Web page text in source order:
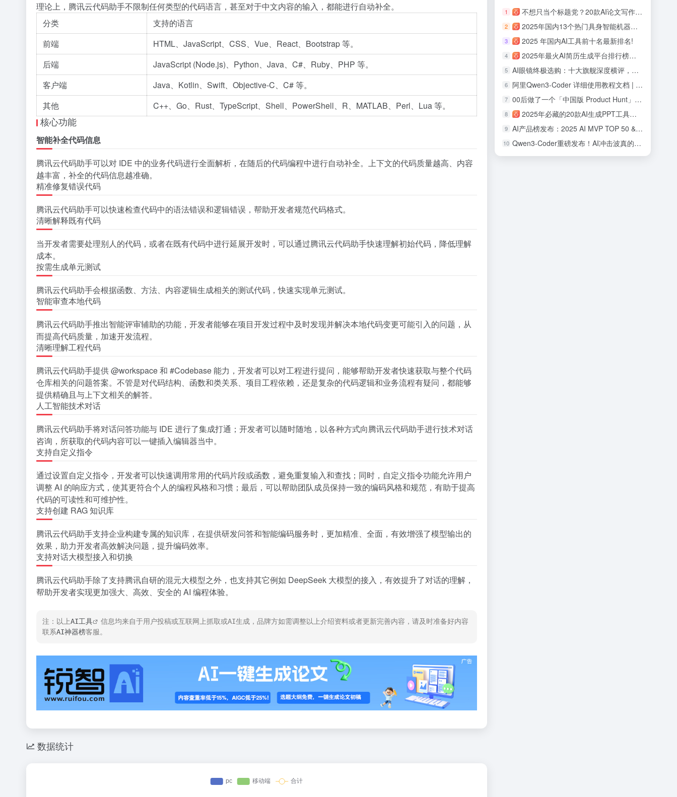
理论上，腾讯云代码助手不限制任何类型的代码语言，甚至对于中文内容的输入，都能进行自动补全。
分类
支持的语言
前端
HTML、JavaScript、CSS、Vue、React、Bootstrap 等。
后端
JavaScript (Node.js)、Python、Java、C#、Ruby、PHP 等。
客户端
Java、Kotlin、Swift、Objective-C、C# 等。
其他
C++、Go、Rust、TypeScript、Shell、PowerShell、R、MATLAB、Perl、Lua 等。
核心功能
智能补全代码信息
腾讯云代码助手可以对 IDE 中的业务代码进行全面解析，在随后的代码编程中进行自动补全。上下文的代码质量越高、内容
越丰富，补全的代码信息越准确。
精准修复错误代码
腾讯云代码助手可以快速检查代码中的语法错误和逻辑错误，帮助开发者规范代码格式。
清晰解释既有代码
当开发者需要处理别人的代码，或者在既有代码中进行延展开发时，可以通过腾讯云代码助手快速理解初始代码，降低理解
成本。
按需生成单元测试
腾讯云代码助手会根据函数、方法、内容逻辑生成相关的测试代码，快速实现单元测试。
智能审查本地代码
腾讯云代码助手推出智能评审辅助的功能，开发者能够在项目开发过程中及时发现并解决本地代码变更可能引入的问题，从
而提高代码质量，加速开发流程。
清晰理解工程代码
腾讯云代码助手提供 @workspace 和 #Codebase 能力，开发者可以对工程进行提问，能够帮助开发者快速获取与整个代码
仓库相关的问题答案。不管是对代码结构、函数和类关系、项目工程依赖，还是复杂的代码逻辑和业务流程有疑问，都能够
提供精确且与上下文相关的解答。
人工智能技术对话
腾讯云代码助手将对话问答功能与 IDE 进行了集成打通；开发者可以随时随地，以各种方式向腾讯云代码助手进行技术对话
咨询，所获取的代码内容可以一键插入编辑器当中。
支持自定义指令
通过设置自定义指令，开发者可以快速调用常用的代码片段或函数，避免重复输入和查找；同时，自定义指令功能允许用户
调整 AI 的响应方式，使其更符合个人的编程风格和习惯；最后，可以帮助团队成员保持一致的编码风格和规范，有助于提高
代码的可读性和可维护性。
支持创建 RAG 知识库
腾讯云代码助手支持企业构建专属的知识库，在提供研发问答和智能编码服务时，更加精准、全面，有效增强了模型输出的
效果，助力开发者高效解决问题，提升编码效率。
支持对话大模型接入和切换
腾讯云代码助手除了支持腾讯自研的混元大模型之外，也支持其它例如 DeepSeek 大模型的接入，有效提升了对话的理解，
帮助开发者实现更加强大、高效、安全的 AI 编程体验。
注：以上AI工具
信息均来自于用户投稿或互联网上抓取或AI生成，品牌方如需调整以上介绍资料或者更新完善内容，请及时准备好内容
联系AI神器榜客服。
数据统计
1 不想只当个标题党？20款AI论文写作工具评测！
2 2025年国内13个热门具身智能机器人公司盘点！
3 2025 年国内AI工具前十名最新排名!
4 2025年最火AI简历生成平台排行榜：助力职场人面试率提升700%！
5 AI眼镜终极选购：十大旗舰深度横评，哪款最适合你！
6 阿里Qwen3-Coder 详细使用教程文档 | 快速上手体验
7 00后做了一个「中国版 Product Hunt」：观猹能重建AI产品的信任机制吗？
8 2025年必藏的20款AI生成PPT工具：从零基础到专业级，效率提升 10 倍的秘密！
9 AI产品榜发布：2025 AI MVP TOP 50 & 中国AI潜力企业TOP50！
10 Qwen3-Coder重磅发布！AI冲击波真的来了，程序员会因此失业么？